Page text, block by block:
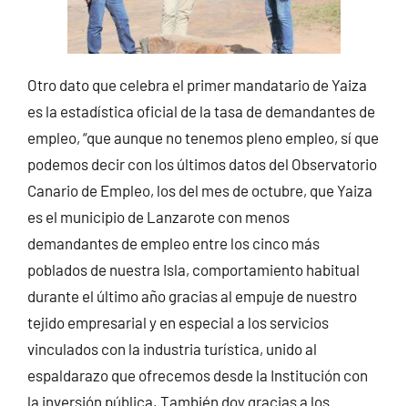
Otro dato que celebra el primer mandatario de Yaiza
es la estadística oficial de la tasa de demandantes de
empleo, “que aunque no tenemos pleno empleo, sí que
podemos decir con los últimos datos del Observatorio
Canario de Empleo, los del mes de octubre, que Yaiza
es el municipio de Lanzarote con menos
demandantes de empleo entre los cinco más
poblados de nuestra Isla, comportamiento habitual
durante el último año gracias al empuje de nuestro
tejido empresarial y en especial a los servicios
vinculados con la industria turística, unido al
espaldarazo que ofrecemos desde la Institución con
la inversión pública. También doy gracias a los